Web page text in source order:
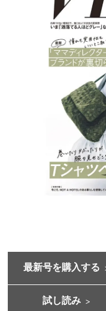
最新号を購入する
試し読み